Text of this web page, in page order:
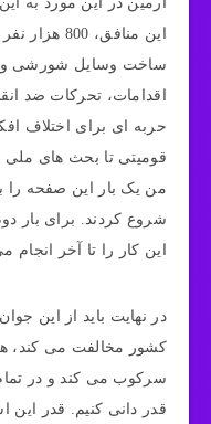
این منافق،
ساخت وسایل شورشی و
اقدامات، تحرکات ضد
حربه ای برای اختلاف
قومیتی تا بحث های
شروع کردند. برای بار
این کار را تا آخر انجام
در نهایت باید از این
کشور مخالفت می کند،
سرکوب می کند و در
قدر دانی کنیم. قدر این